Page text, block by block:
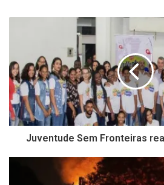
Juventude Sem Fronteiras